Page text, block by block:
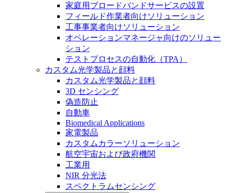
家庭用ブロードバンドサービスの設置
フィールド作業者向けソリューション
工事事業者向けソリューション
オペレーションマネージャ向けのソリュー
ション
テストプロセスの自動化（TPA）
カスタム光学製品と顔料
カスタム光学製品と顔料
3D センシング
偽造防止
自動車
Biomedical Applications
家電製品
カスタムカラーソリューション
航空宇宙および政府機関
工業用
NIR 分光法
スペクトラムセンシング